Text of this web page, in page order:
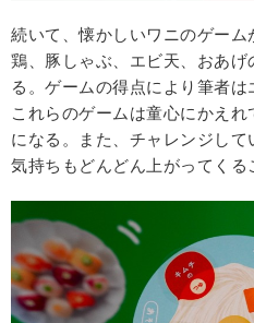
続いて、懐かしいワニのゲー
鶏、豚しゃぶ、エビ天、おあ
る。ゲームの得点により筆者は
これらのゲームは童心にかえ
になる。また、チャレンジして
気持ちもどんどん上がってくる